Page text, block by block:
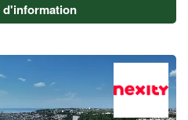
d'information